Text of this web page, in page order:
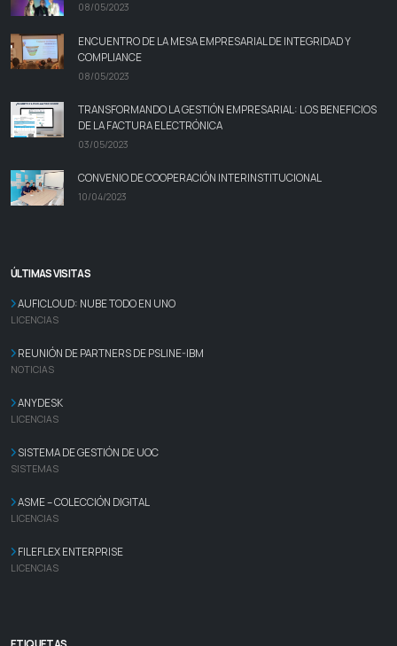
08/05/2023
ENCUENTRO DE LA MESA EMPRESARIAL DE INTEGRIDAD Y
COMPLIANCE
08/05/2023
TRANSFORMANDO LA GESTIÓN EMPRESARIAL: LOS BENEFICIOS
DE LA FACTURA ELECTRÓNICA
03/05/2023
CONVENIO DE COOPERACIÓN INTERINSTITUCIONAL
10/04/2023
ÚLTIMAS VISITAS
AUFICLOUD: NUBE TODO EN UNO
LICENCIAS
REUNIÓN DE PARTNERS DE PSLINE-IBM
NOTICIAS
ANYDESK
LICENCIAS
SISTEMA DE GESTIÓN DE UOC
SISTEMAS
ASME – COLECCIÓN DIGITAL
LICENCIAS
FILEFLEX ENTERPRISE
LICENCIAS